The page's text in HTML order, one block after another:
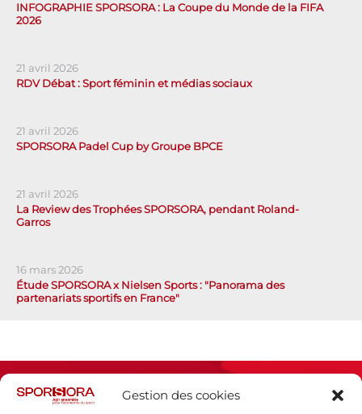
Gestion des cookies
INFOGRAPHIE SPORSORA : La Coupe du Monde de la FIFA
2026
21 avril 2026
RDV Débat : Sport féminin et médias sociaux
21 avril 2026
SPORSORA Padel Cup by Groupe BPCE
21 avril 2026
La Review des Trophées SPORSORA, pendant Roland-
Garros
16 mars 2026
Étude SPORSORA x Nielsen Sports : "Panorama des
partenariats sportifs en France"